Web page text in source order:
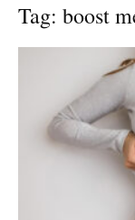
Tag: boost